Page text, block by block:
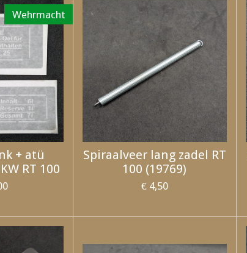
Wehrmacht
+ atü
RT 100
Spiraalveer lang zadel RT
100 (19769)
€ 4,50